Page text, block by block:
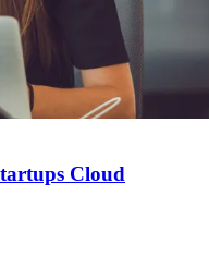
Cloud